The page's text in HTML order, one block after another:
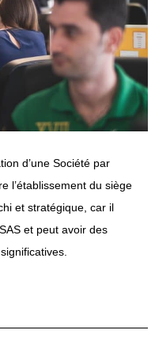
d’une Société par
l’établissement du siège
et stratégique, car il
et peut avoir des